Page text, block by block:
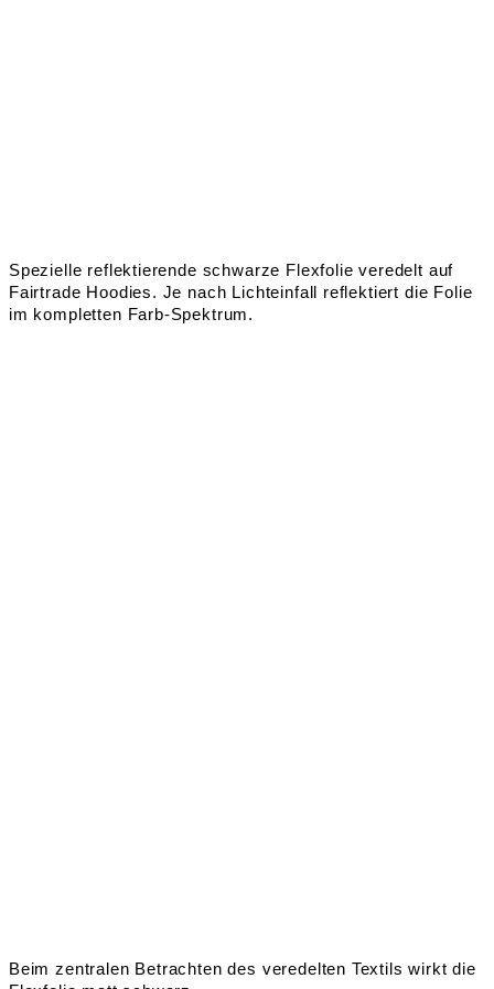
Spezielle reflektierende schwarze Flexfolie veredelt auf
Fairtrade Hoodies. Je nach Lichteinfall reflektiert die Folie
im kompletten Farb-Spektrum.
Beim zentralen Betrachten des veredelten Textils wirkt die